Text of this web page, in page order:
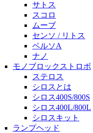
サトス
スコロ
ムーブ
センソ / リトス
ベルソA
ナノ
モノブロックストロボ
ステロス
シロスとは
シロス400S/800S
シロス400L/800L
シロスキット
ランプヘッド